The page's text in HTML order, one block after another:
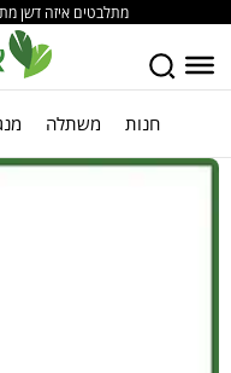
מתלבטים איזה דשן
חנות משתלה